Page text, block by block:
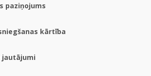
paziņojums
kārtība
jautājumi